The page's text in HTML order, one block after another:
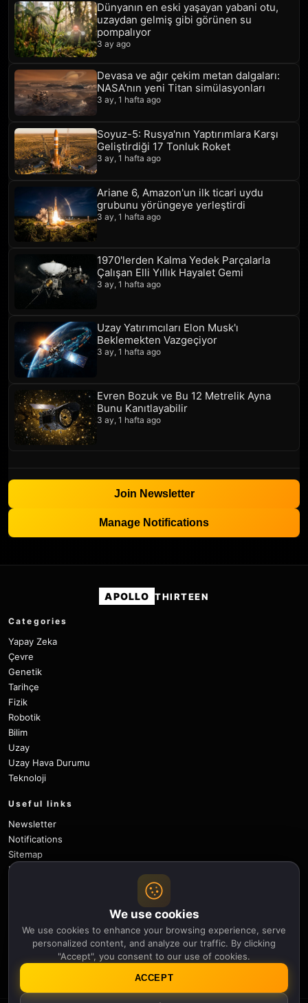
Dünyanın en eski yaşayan yabani otu,
uzaydan gelmiş gibi görünen su
pompalıyor
3 ay ago
Devasa ve ağır çekim metan dalgaları:
NASA'nın yeni Titan simülasyonları
3 ay, 1 hafta ago
Soyuz-5: Rusya'nın Yaptırımlara Karşı
Geliştirdiği 17 Tonluk Roket
3 ay, 1 hafta ago
Ariane 6, Amazon'un ilk ticari uydu
grubunu yörüngeye yerleştirdi
3 ay, 1 hafta ago
1970'lerden Kalma Yedek Parçalarla
Çalışan Elli Yıllık Hayalet Gemi
3 ay, 1 hafta ago
Uzay Yatırımcıları Elon Musk'ı
Beklemekten Vazgeçiyor
3 ay, 1 hafta ago
Evren Bozuk ve Bu 12 Metrelik Ayna
Bunu Kanıtlayabilir
3 ay, 1 hafta ago
Join Newsletter
Manage Notifications
APOLLO THIRTEEN
Categories
Yapay Zeka
Çevre
Genetik
Tarihçe
Fizik
Robotik
Bilim
Uzay
Uzay Hava Durumu
Teknoloji
Useful links
Newsletter
Notifications
Sitemap
Privacy Policy
Follow
X Facebook Instagram Pinterest
YouTube
We use cookies
We use cookies to enhance your browsing experience, serve
personalized content, and analyze our traffic. By clicking
"Accept", you consent to our use of cookies.
ACCEPT